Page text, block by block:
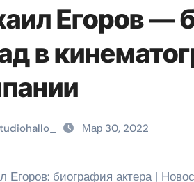
Егоров —
в
Мар 30, 2022